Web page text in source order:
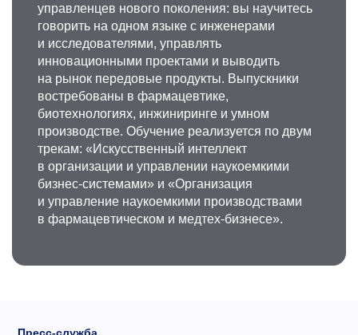
управленцев нового поколения: вы научитесь
говорить на одном языке с инженерами
и исследователями, управлять
инновационными проектами и выводить
на рынок передовые продукты. Выпускники
востребованы в фармацевтике,
биотехнологиях, инжиниринге и умном
производстве. Обучение реализуется по двум
трекам: «Искусственный интеллект
в организации и управлении наукоемкими
бизнес-системами» и «Организация
и управление наукоемкими производствами
в фармацевтическом и медтех-бизнесе».